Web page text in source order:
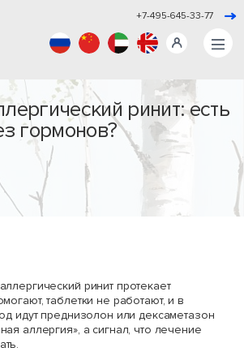
+7-495-645-33-77
ринит: есть
гормонов?
ринит протекает
таблетки не работают, и в
идут преднизолон или дексаметазон
аллергия», а сигнал, что лечение